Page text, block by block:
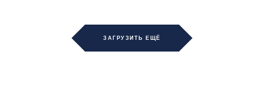
ЗАГРУЗИТЬ ЕЩЁ